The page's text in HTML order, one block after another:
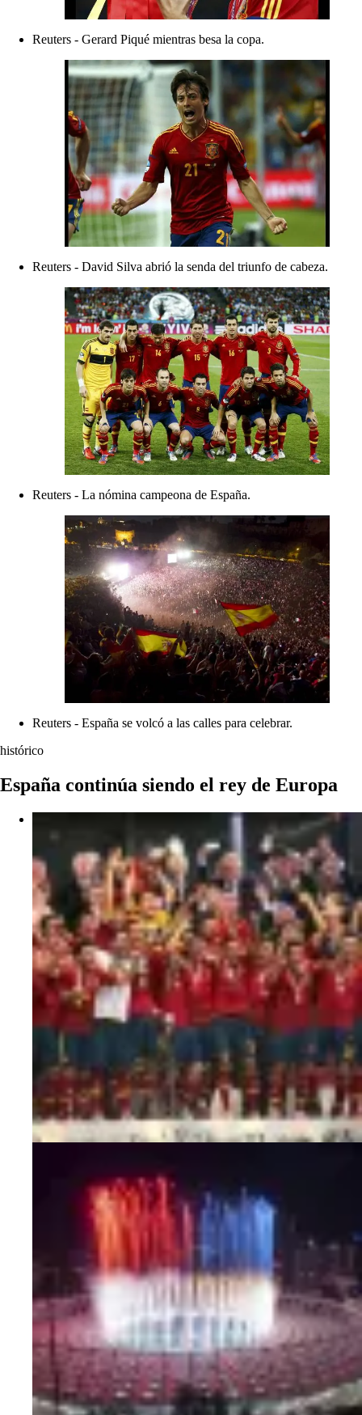
Reuters - Gerard Piqué mientras besa la copa.
Reuters - David Silva abrió la senda del triunfo de cabeza.
Reuters - La nómina campeona de España.
Reuters - España se volcó a las calles para celebrar.
histórico
España continúa siendo el rey de Europa